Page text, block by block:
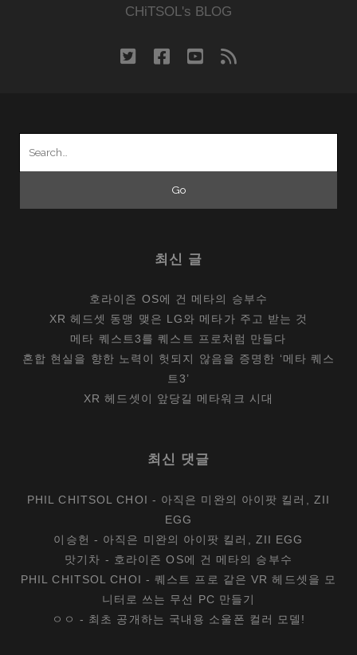
바
안
보
CHiTSOL's BLOG
twitterfacebook
youtube
rss
최신 글
호라이즌 OS에 건 메타의 승부수
XR 헤드셋 동맹 맺은 LG와 메타가 주고 받는 것
메타 퀘스트3를 퀘스트 프로처럼 만들다
혼합 현실을 향한 노력이 헛되지 않음을 증명한 ‘메타 퀘스
트3’
XR 헤드셋이 앞당길 메타워크 시대
최신 댓글
PHIL CHITSOL CHOI - 아직은 미완의 아이팟 킬러, ZII
EGG
이승헌 - 아직은 미완의 아이팟 킬러, ZII EGG
맛기차 - 호라이즌 OS에 건 메타의 승부수
PHIL CHITSOL CHOI -퀘스트 프로 같은 VR 헤드셋을 모
니터로 쓰는 무선 PC 만들기
ㅇㅇ - 최초 공개하는 국내용 소울폰 컬러 모델!